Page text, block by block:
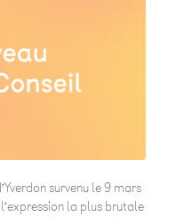
survenu le 9 mars
la plus brutale